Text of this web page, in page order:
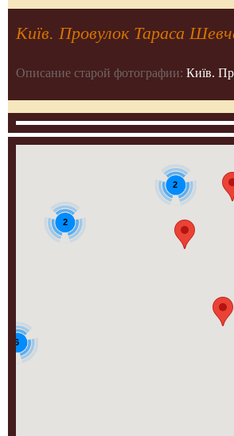
Київ. Провулок Тараса
Описание старой фотографии: Київ.
2
2
6